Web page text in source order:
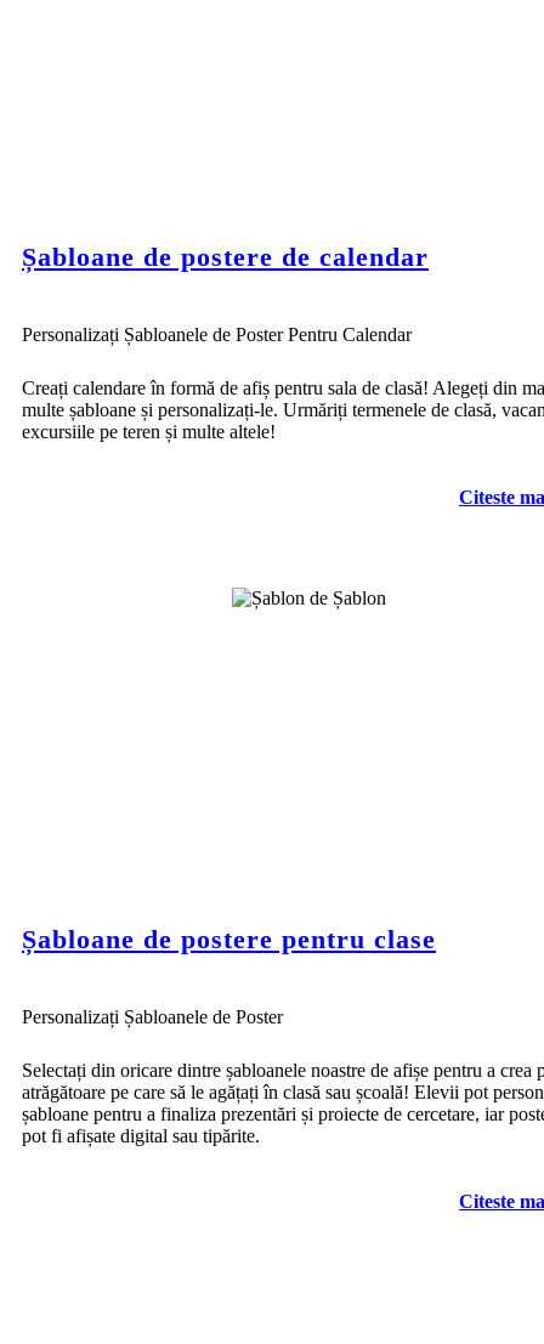
Șabloane de postere de calendar
Personalizați Șabloanele de Poster Pentru Calendar
Creați calendare în formă de afiș pentru sala de clasă! Alegeți din
multe șabloane și personalizați-le. Urmăriți termenele de clasă,
excursiile pe teren și multe altele!
Citeste
Șabloane de postere pentru clase
Personalizați Șabloanele de Poster
Selectați din oricare dintre șabloanele noastre de afișe pentru a crea
atrăgătoare pe care să le agățați în clasă sau școală! Elevii pot
șabloane pentru a finaliza prezentări și proiecte de cercetare, iar
pot fi afișate digital sau tipărite.
Citeste